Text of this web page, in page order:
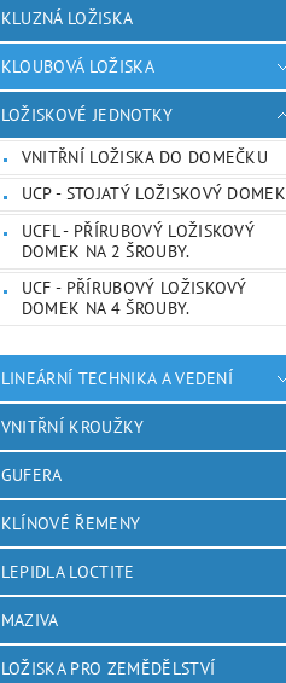
KLUZNÁ LOŽISKA
KLOUBOVÁ LOŽISKA
LOŽISKOVÉ JEDNOTKY
VNITŘNÍ LOŽISKA DO DOMEČKU
UCP - STOJATÝ LOŽISKOVÝ DOMEK
UCFL - PŘÍRUBOVÝ LOŽISKOVÝ
DOMEK NA 2 ŠROUBY.
UCF - PŘÍRUBOVÝ LOŽISKOVÝ
DOMEK NA 4 ŠROUBY.
LINEÁRNÍ TECHNIKA A VEDENÍ
VNITŘNÍ KROUŽKY
GUFERA
KLÍNOVÉ ŘEMENY
LEPIDLA LOCTITE
MAZIVA
LOŽISKA PRO ZEMĚDĚLSTVÍ